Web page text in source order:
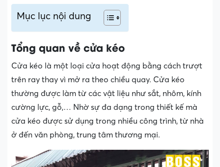
Mục lục nội dung
Tổng quan về cửa kéo
Cửa kéo là một loại cửa hoạt động bằng cách trượt
trên ray thay vì mở ra theo chiều quay. Cửa kéo
thường được làm từ các vật liệu như sắt, nhôm, kính
cường lực, gỗ,… Nhờ sự đa dạng trong thiết kế mà
cửa kéo được sử dụng trong nhiều công trình, từ nhà
ở đến văn phòng, trung tâm thương mại.